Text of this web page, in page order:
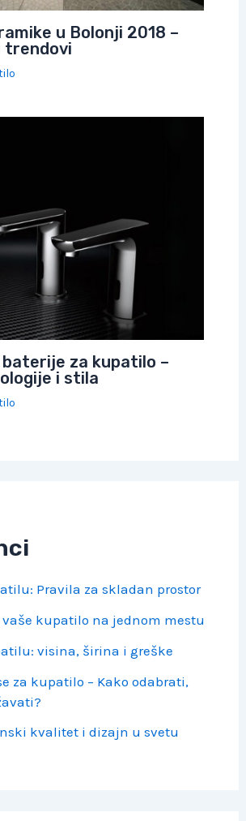
u Bolonji 2018 –
trendovi
baterije za kupatilo –
i stila
Pravila za skladan prostor
vaše kupatilo na jednom mestu
visina, širina i greške
za kupatilo – Kako odabrati,
kvalitet i dizajn u svetu